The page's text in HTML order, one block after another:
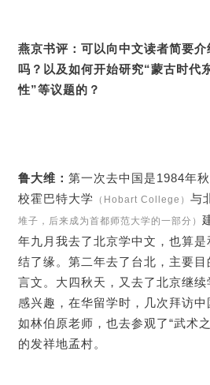
燕京书评：可以向中文读者简要
吗？以及如何开始研究“蒙古时代
性”等议题的？
鲁大维： 第一次去中国是1984年
校霍巴特大学
（Hobart College） 与
堆子，后来成为首都师范大学的一部分）
年九月我去了北京学中文，也算
结了缘。第二年去了台北，主要
言文。大四秋天，又去了北京继
感兴趣，在华留学时，几次拜访
如林伯原老师，也去参观了“武术
的发祥地孟村。